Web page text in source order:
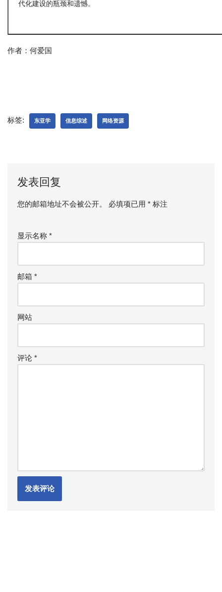
代化建设的瓶颈和遗憾。
作者：何爱国
标签: 东亚学 信息综述 网络资源
发表回复
您的邮箱地址不会被公开。 必填项已用 * 标注
显示名称 *
邮箱 *
网站
评论 *